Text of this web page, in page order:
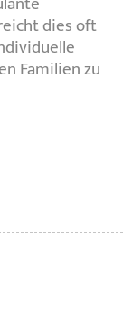
dies oft
Familien zu